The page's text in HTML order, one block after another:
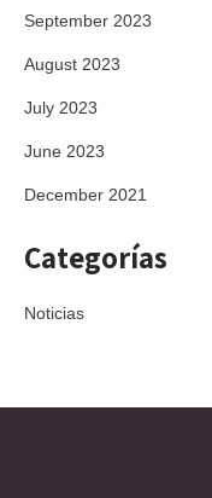
September 2023
August 2023
July 2023
June 2023
December 2021
Categorías
Noticias